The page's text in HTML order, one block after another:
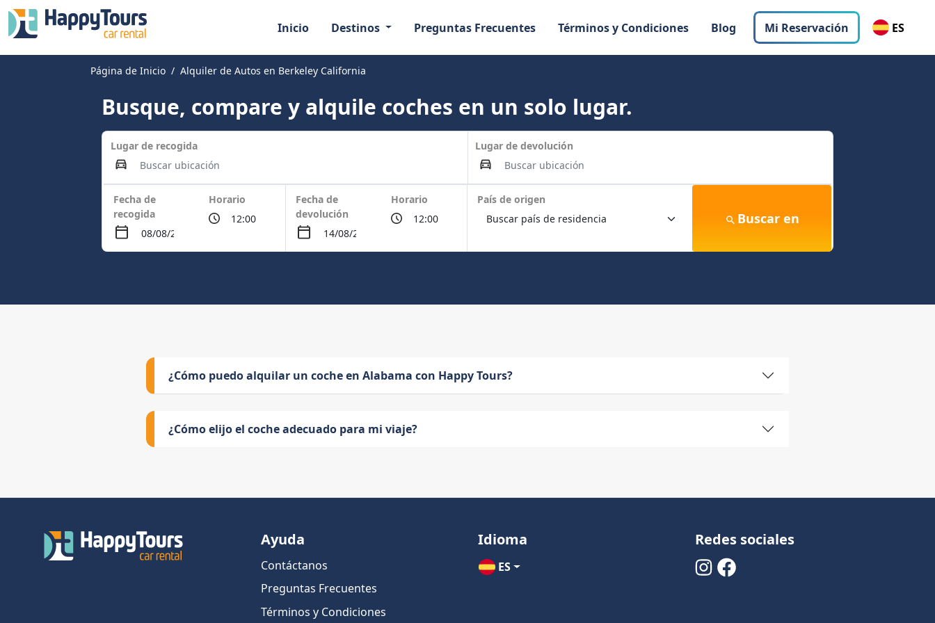
Inicio Destinos Preguntas Frecuentes Términos y Condiciones Blog Mi Reservación ES
Página de Inicio Alquiler de Autos en Berkeley California
Busque, compare y alquile coches en un solo lugar.
Lugar de recogida Lugar de devolución
Fecha de
recogida
Horario
Fecha de
devolución
Horario País de origen
Buscar en
¿Cómo puedo alquilar un coche en Alabama con Happy Tours?
¿Cómo elijo el coche adecuado para mi viaje?
Ayuda
Contáctanos
Preguntas Frecuentes
Términos y Condiciones
Idioma
ES
Redes sociales